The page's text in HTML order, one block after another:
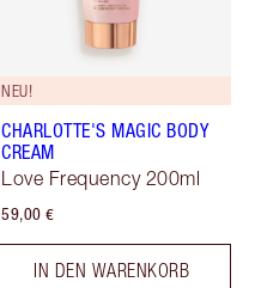
NEU!
CHARLOTTE'S MAGIC BODY
CREAM
Love Frequency 200ml
59,00 €
IN DEN WARENKORB